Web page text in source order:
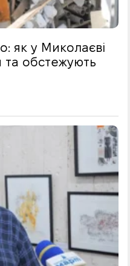
як у Миколаєві
та обстежують